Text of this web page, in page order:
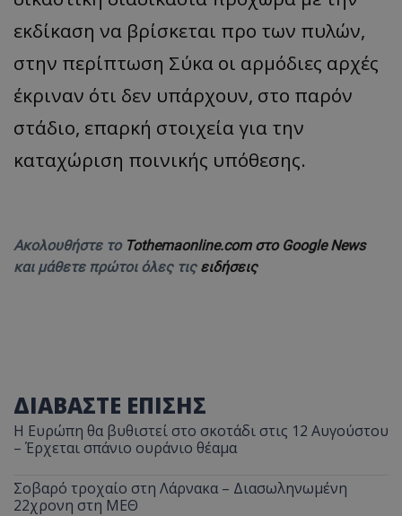
εκδίκαση να βρίσκεται προ των πυλών,
στην περίπτωση Σύκα οι αρμόδιες αρχές
έκριναν ότι δεν υπάρχουν, στο παρόν
στάδιο, επαρκή στοιχεία για την
καταχώριση ποινικής υπόθεσης.
Ακολουθήστε το Tothemaonline.com στο Google News
και μάθετε πρώτοι όλες τις ειδήσεις
ΔΙΑΒΑΣΤΕ ΕΠΙΣΗΣ
Η Ευρώπη θα βυθιστεί στο σκοτάδι στις 12 Αυγούστου
– Έρχεται σπάνιο ουράνιο θέαμα
Σοβαρό τροχαίο στη Λάρνακα – Διασωληνωμένη
22χρονη στη ΜΕΘ